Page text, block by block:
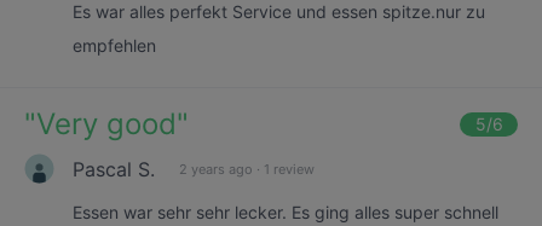
Es war alles perfekt Service und essen spitze.nur zu
empfehlen
"Very good" 5/6
Pascal S. 2 years ago · 1 review
Essen war sehr sehr lecker. Es ging alles super schnell